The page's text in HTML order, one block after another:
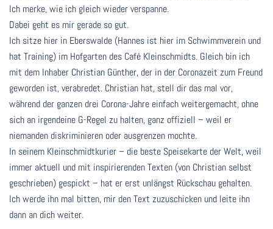
Ich merke, wie ich gleich wieder verspanne.
Dabei geht es mir gerade so gut.
Ich sitze hier in Eberswalde (Hannes ist hier im Schwimmverein und
hat Training) im Hofgarten des Café Kleinschmidts. Gleich bin ich
mit dem Inhaber Christian Günther, der in der Coronazeit zum Freund
geworden ist, verabredet. Christian hat, stell dir das mal vor,
während der ganzen drei Corona-Jahre einfach weitergemacht, ohne
sich an irgendeine G-Regel zu halten, ganz offiziell – weil er
niemanden diskriminieren oder ausgrenzen mochte.
In seinem Kleinschmidtkurier – die beste Speisekarte der Welt, weil
immer aktuell und mit inspirierenden Texten (von Christian selbst
geschrieben) gespickt – hat er erst unlängst Rückschau gehalten.
Ich werde ihn mal bitten, mir den Text zuzuschicken und leite ihn
dann an dich weiter.